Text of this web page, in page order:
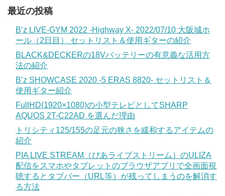
最近の投稿
B’z LIVE-GYM 2022 -Highway X- 2022/07/10 大阪城ホ
ール（2日目） セットリスト＆使用ギターの紹介
BLACK&DECKERの18Vバッテリーの有意義な活用方
法の紹介
B’z SHOWCASE 2020 -5 ERAS 8820- セットリスト＆
使用ギター紹介
FullHD(1920×1080)の小型テレビとしてSHARP
AQUOS 2T-C22AD を選んだ理由
トリシティ125/155の足元の狭さを緩和するアイテムの
紹介
PIA LIVE STREAM（ぴあライブストリーム）のULIZA
配信をスマホやタブレットのブラウザアプリで全画面視
聴するとタブバー（URL等）が残ってしまうのを解消す
る方法